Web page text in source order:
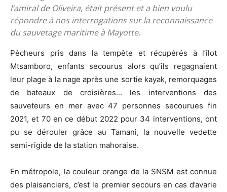
l’amiral de Oliveira, était présent et a bien voulu
répondre à nos interrogations sur la reconnaissance
du sauvetage maritime à Mayotte.
Pêcheurs pris dans la tempête et récupérés à l’îlot
Mtsamboro, enfants secourus alors qu’ils regagnaient
leur plage à la nage après une sortie kayak, remorquages
de bateaux de croisières… les interventions des
sauveteurs en mer avec 47 personnes secourues fin
2021, et 70 en ce début 2022 pour 34 interventions, ont
pu se dérouler grâce au Tamani, la nouvelle vedette
semi-rigide de la station mahoraise.
En métropole, la couleur orange de la SNSM est connue
des plaisanciers, c’est le premier secours en cas d’avarie